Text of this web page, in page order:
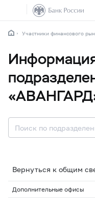
Участники финансового
Вернуться к общим
Дополнительные офисы